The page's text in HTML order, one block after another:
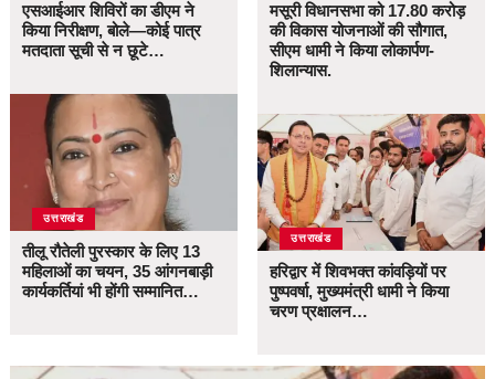
एसआईआर शिविरों का डीएम ने
किया निरीक्षण, बोले—कोई पात्र
मतदाता सूची से न छूटे…
उत्तराखंड
तीलू रौतेली पुरस्कार के लिए 13
महिलाओं का चयन, 35 आंगनबाड़ी
कार्यकर्तियां भी होंगी सम्मानित…
मसूरी विधानसभा को 17.80 करोड़
की विकास योजनाओं की सौगात,
सीएम धामी ने किया लोकार्पण-
शिलान्यास.
उत्तराखंड
हरिद्वार में शिवभक्त कांवड़ियों पर
पुष्पवर्षा, मुख्यमंत्री धामी ने किया
चरण प्रक्षालन…